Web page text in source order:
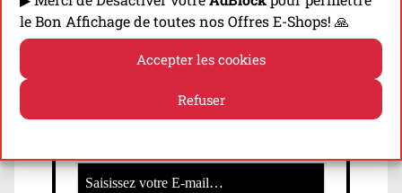
le Bon Affichage de toutes nos Offres E-Shops! 🙏
Accepter les cookies
Refuser
La 1ère Newsletter 100%
Une fois par Mois ➡ Recevez toutes les